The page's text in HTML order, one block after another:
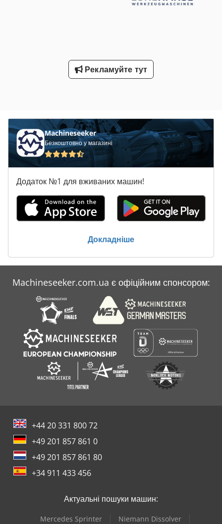
Рекламуйте тут
Machineseeker
Безкоштовно у магазині
Додаток №1 для вживаних машин!
Докладніше
Machineseeker.com.ua є офіційним спонсором:
+44 20 331 800 72
+49 201 857 861 0
+49 201 857 861 80
+34 911 433 456
Актуальні пошуки машин:
Mercedes Sprinter
Niemann Dissolver